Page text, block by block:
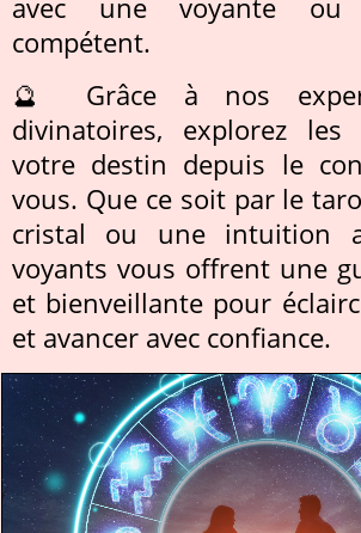
avec une voyante
compétent.
🔮 Grâce à nos
divinatoires, explorez les
votre destin depuis le
vous. Que ce soit par le
cristal ou une intuition
voyants vous offrent une
et bienveillante pour
et avancer avec confiance.